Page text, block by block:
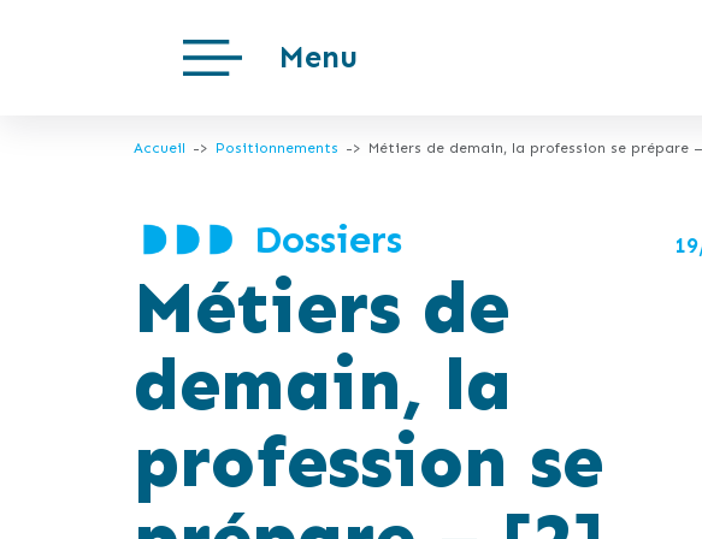
Menu
Accueil Positionnements Métiers de demain, la profession se prépare
Dossiers
Métiers de
demain, la
profession se